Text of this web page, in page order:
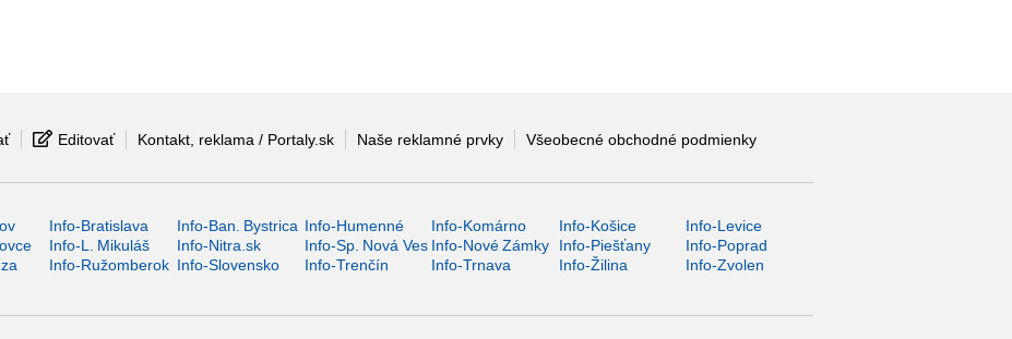
Editovať Kontakt, reklama / Portaly.sk Naše reklamné prvky Všeobecné obchodné podmienky
Info-Bratislava Info-Ban. Bystrica Info-Humenné Info-Komárno Info-Košice
Info-Levice
Info-L. Mikuláš Info-Nitra.sk Info-Sp. Nová Ves Info-Nové Zámky Info-Piešťany
Info-Poprad
Info-Ružomberok Info-Slovensko Info-Trenčín Info-Trnava Info-Žilina Info-Zvolen